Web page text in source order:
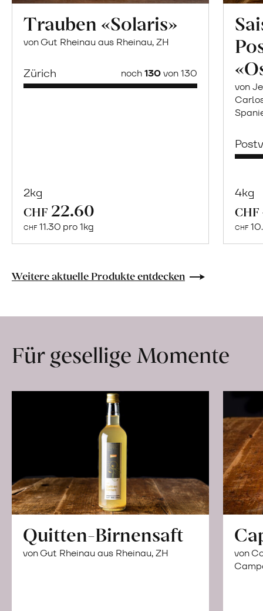
Trauben «Solaris»
von Gut Rheinau aus Rheinau, ZH
Zürich noch130von 130
2kg
CHF 22.60
CHF 11.30 pro 1kg
Naturbelassene
Lebensmittel
Hof
erfahren
von
4kg
CHF
CHF
Weitere aktuelle Produkte entdecken
Für gesellige Momente
Quitten-Birnensaft
von Gut Rheinau aus Rheinau, ZH
von